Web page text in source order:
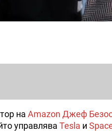
на Amazon Джеф
управлява Tesla и